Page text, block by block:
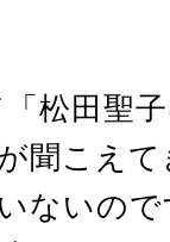
松田聖子
聞こえて
ないの